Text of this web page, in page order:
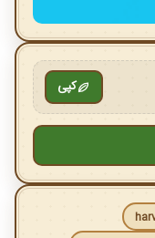
کپی